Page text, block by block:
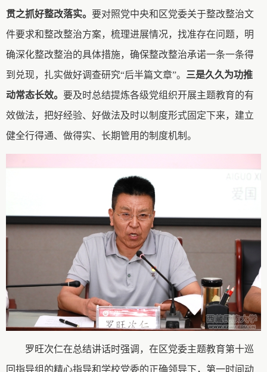
贯之抓好整改落实。 要对照党中央和区党委关于整改整治文
件要求和整改整治方案，梳理进展情况，找准存在问题，明
确深化整改整治的具体措施，确保整改整治承诺一条一条得
到兑现，扎实做好调查研究“后半篇文章”。 三是久久为功推
动常态长效。 要及时总结提炼各级党组织开展主题教育的有
效做法， 把好经验、好做法及时以制度形式固定下来，建立
健全行得通、做得实、长期管用的制度机制。
罗旺次仁在总结讲话时强调， 在区党委主题教育第十巡
回指导组的精心指导和学校党委的正确领导下，第一时间动